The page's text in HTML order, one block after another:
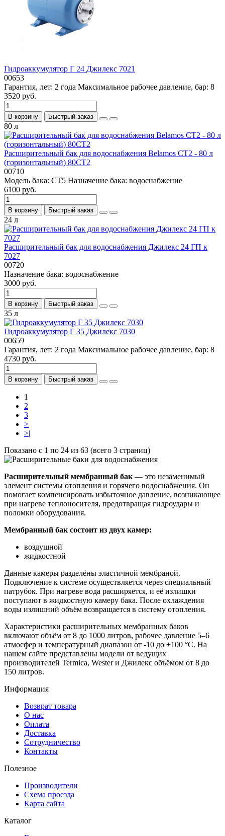
Гидроаккумулятор Г 24 Джилекс 7021
00653
Гарантия, лет: 2 года Максимальное рабочее давление, бар: 8
3520 руб.
В корзину Быстрый заказ
80 л
Расширительный бак для водоснабжения Belamos СT2 - 80 л
(горизонтальный) 80CT2
00710
Модель бака: СT5 Назначение бака: водоснабжение
6100 руб.
В корзину Быстрый заказ
24 л
Расширительный бак для водоснабжения Джилекс 24 ГП к
7027
00720
Назначение бака: водоснабжение
3000 руб.
В корзину Быстрый заказ
35 л
Гидроаккумулятор Г 35 Джилекс 7030
00659
Гарантия, лет: 2 года Максимальное рабочее давление, бар: 8
4730 руб.
В корзину Быстрый заказ
1
2
3
>
>|
Показано с 1 по 24 из 63 (всего 3 страниц)
Расширительный мембранный бак — это незаменимый
элемент системы отопления и горячего водоснабжения. Он
помогает компенсировать избыточное давление, возникающее
при нагреве теплоносителя, предотвращая гидроудары и
поломки оборудования.
Мембранный бак состоит из двух камер:
воздушной
жидкостной
Данные камеры разделёны эластичной мембраной.
Подключение к системе осуществляется через специальный
патрубок. При нагреве вода расширяется, и её излишки
поступают в жидкостную камеру бака. После охлаждения
воды излишний объём возвращается в систему отопления.
Характеристики расширительных мембранных баков
включают объём от 8 до 1000 литров, рабочее давление 5–6
атмосфер и температурный диапазон от -10 до +100 °C. На
нашем сайте представлены модели от ведущих
производителей Termica, Wester и Джилекс объёмом от 8 до
150 литров.
Информация
Возврат товара
О нас
Оплата
Доставка
Сотрудничество
Контакты
Полезное
Производители
Схема проезда
Карта сайта
Каталог